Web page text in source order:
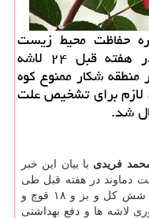
حفاظت محیط زیست
شهرستان دماوند اظهار داشت: در هفته قبل ۲۴ لاشه
شكار ممنوع كوه
لازم برای تشخیص علت
شد.
فریدی با بیان این خبر
دماوند در هفته قبل طی
پایش منطقه، به صورت موردی با لاشه شش کل و بز و ۱۸ قوچ و
لاشه ها و دفع بهداشتی